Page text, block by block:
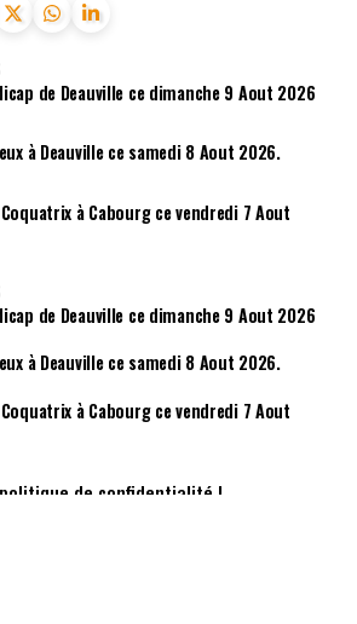
Pietro à Auteuil ce mercredi 29
d’ailleurs sur une bonne
Talentoso (9) et Afogado (3).
il est à suivre de près.Afogado (3)
derrière Talentuoso (9). Il a été
habile entourage et s’annonce
de Paris (7) avait
de sa sortie suivante. Il est absent
remettre dans le bain.Chaldero